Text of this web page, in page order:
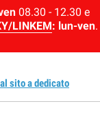
08.30 - 12.30 e
LINKEM: lun-ven.
al sito a dedicato